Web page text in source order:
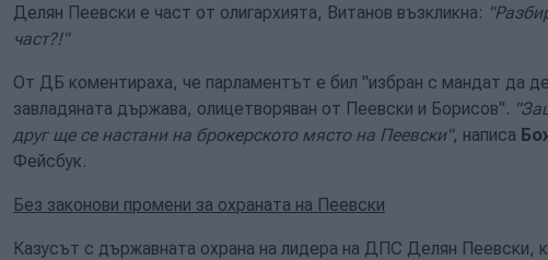
Делян Пеевски е част от олигархията, Витанов възкликна:
част?!"
От ДБ коментираха, че парламентът е бил "избран с мандат да
завладяната държава, олицетворяван от Пеевски и Борисов".
друг ще се настани на брокерското място на Пеевски", написа
Фейсбук.
Без законови промени за охраната на Пеевски
Казусът с държавната охрана на лидера на ДПС Делян Пеевски,